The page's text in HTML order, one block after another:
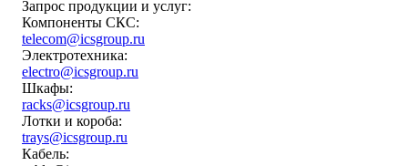
Запрос продукции и услуг:
Компоненты СКС:
telecom@icsgroup.ru
Электротехника:
electro@icsgroup.ru
Шкафы:
racks@icsgroup.ru
Лотки и короба:
trays@icsgroup.ru
Кабель: